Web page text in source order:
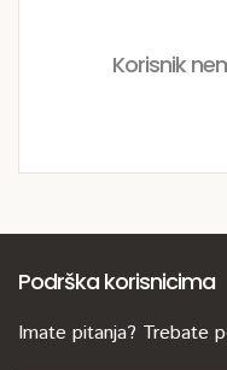
Korisnik
Podrška korisnicima
Imate pitanja? Trebate